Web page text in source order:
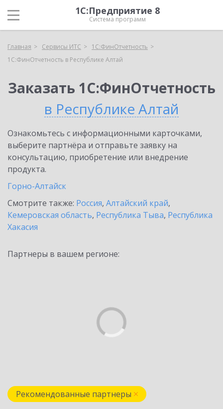
1С:Предприятие 8
Система программ
Главная Сервисы ИТС
1С:ФинОтчетность
1С:ФинОтчетность в Республике Алтай
Заказать 1С:ФинОтчетность
в Республике Алтай
Ознакомьтесь с информационными карточками,
выберите партнёра и отправьте заявку на
консультацию, приобретение или внедрение
продукта.
Горно-Алтайск
Смотрите также: Россия, Алтайский край,
Кемеровская область, Республика Тыва, Республика
Хакасия
Партнеры в вашем регионе:
Рекомендованные партнеры